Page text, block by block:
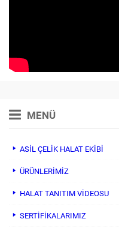
MENÜ
ASİL ÇELİK HALAT EKİBİ
ÜRÜNLERİMİZ
HALAT TANITIM VIDEOSU
SERTİFİKALARIMIZ